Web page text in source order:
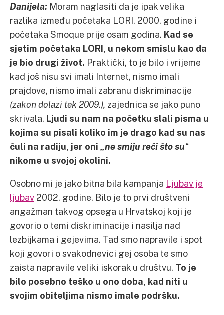
Danijela: Moram naglasiti da je ipak velika
razlika između početaka LORI, 2000. godine i
početaka Smoque prije osam godina. Kad se
sjetim početaka LORI, u nekom smislu kao da
je bio drugi život. Praktički, to je bilo i vrijeme
kad još nisu svi imali Internet, nismo imali
prajdove, nismo imali zabranu diskriminacije
(zakon dolazi tek 2009.), zajednica se jako puno
skrivala. Ljudi su nam na početku slali pisma u
kojima su pisali koliko im je drago kad su nas
čuli na radiju, jer oni „ne smiju reći što su“
nikome u svojoj okolini.
Osobno mi je jako bitna bila kampanja Ljubav je
ljubav 2002. godine. Bilo je to prvi društveni
angažman takvog opsega u Hrvatskoj koji je
govorio o temi diskriminacije i nasilja nad
lezbijkama i gejevima. Tad smo napravile i spot
koji govori o svakodnevici gej osoba te smo
zaista napravile veliki iskorak u društvu. To je
bilo posebno teško u ono doba, kad niti u
svojim obiteljima nismo imale podršku.